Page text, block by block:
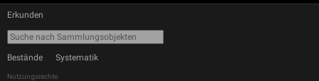
Erkunden
Bestände Systematik
Nutzungsrechte